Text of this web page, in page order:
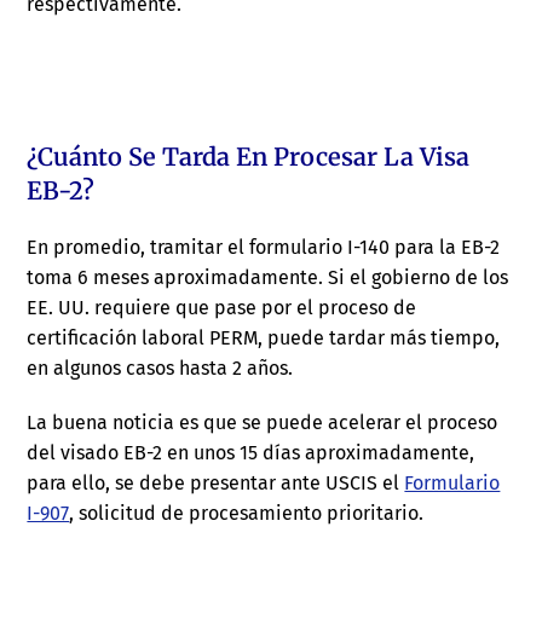
¿Cuánto Se Tarda En Procesar La Visa
EB-2?
En promedio, tramitar el formulario I-140 para la EB-2
toma 6 meses aproximadamente. Si el gobierno de los
EE. UU. requiere que pase por el proceso de
certificación laboral PERM, puede tardar más tiempo,
en algunos casos hasta 2 años.
La buena noticia es que se puede acelerar el proceso
del visado EB-2 en unos 15 días aproximadamente,
para ello, se debe presentar ante USCIS el Formulario
I-907, solicitud de procesamiento prioritario.